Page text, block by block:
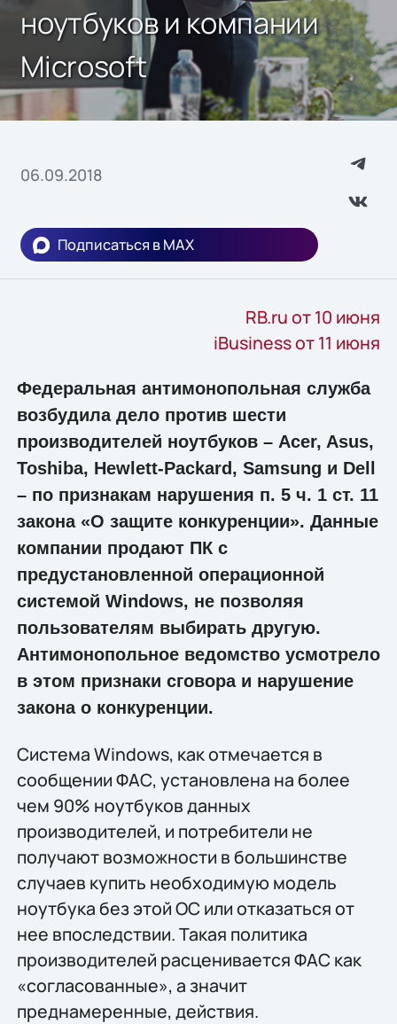
ноутбуков и компании
Microsoft
06.09.2018
Подписаться в MAX
RB.ru от 10 июня
iBusiness от 11 июня
Федеральная антимонопольная служба
возбудила дело против шести
производителей ноутбуков – Асеr, Asus,
Toshiba, Hewlett-Packard, Samsung и Dell
– по признакам нарушения п. 5 ч. 1 ст. 11
закона «О защите конкуренции». Данные
компании продают ПК с
предустановленной операционной
системой Windows, не позволяя
пользователям выбирать другую.
Антимонопольное ведомство усмотрело
в этом признаки сговора и нарушение
закона о конкуренции.
Система Windows, как отмечается в
сообщении ФАС, установлена на более
чем 90% ноутбуков данных
производителей, и потребители не
получают возможности в большинстве
случаев купить необходимую модель
ноутбука без этой ОС или отказаться от
нее впоследствии. Такая политика
производителей расценивается ФАС как
«согласованные», а значит
преднамеренные, действия.